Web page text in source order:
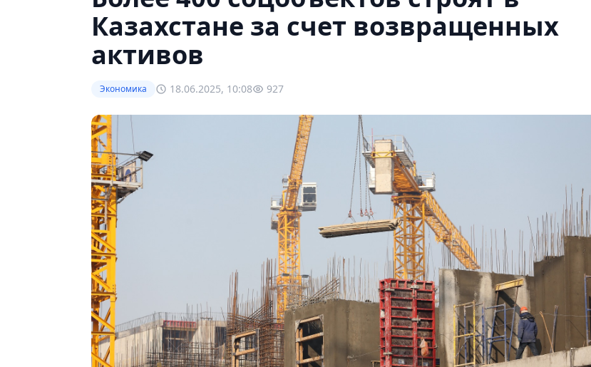
Казахстане за счет возвращенных
активов
Экономика 18.06.2025, 10:08 927